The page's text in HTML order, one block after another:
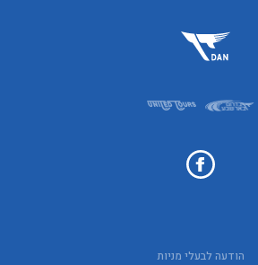
הודעה לבעלי מניות